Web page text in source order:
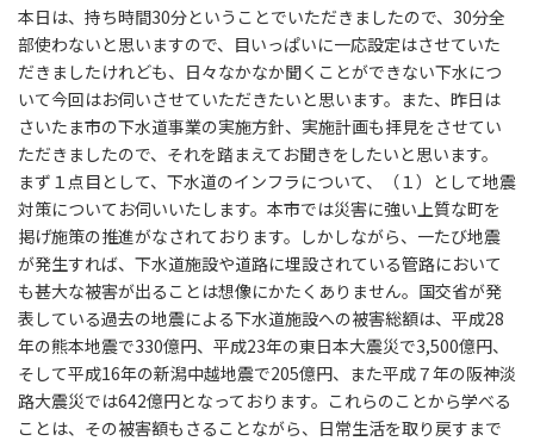
本日は、持ち時間30分ということでいただきましたので、30分全
部使わないと思いますので、目いっぱいに一応設定はさせていた
だきましたけれども、日々なかなか聞くことができない下水につ
いて今回はお伺いさせていただきたいと思います。また、昨日は
さいたま市の下水道事業の実施方針、実施計画も拝見をさせてい
ただきましたので、それを踏まえてお聞きをしたいと思います。
まず１点目として、下水道のインフラについて、（１）として地震
対策についてお伺いいたします。本市では災害に強い上質な町を
掲げ施策の推進がなされております。しかしながら、一たび地震
が発生すれば、下水道施設や道路に埋設されている管路において
も甚大な被害が出ることは想像にかたくありません。国交省が発
表している過去の地震による下水道施設への被害総額は、平成28
年の熊本地震で330億円、平成23年の東日本大震災で3,500億円、
そして平成16年の新潟中越地震で205億円、また平成７年の阪神淡
路大震災では642億円となっております。これらのことから学べる
ことは、その被害額もさることながら、日常生活を取り戻すまで